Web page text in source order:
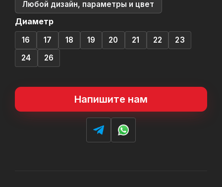
Любой дизайн, параметры и цвет
Диаметр
16 17 18 19 20 21 22
23
24
26
Напишите нам